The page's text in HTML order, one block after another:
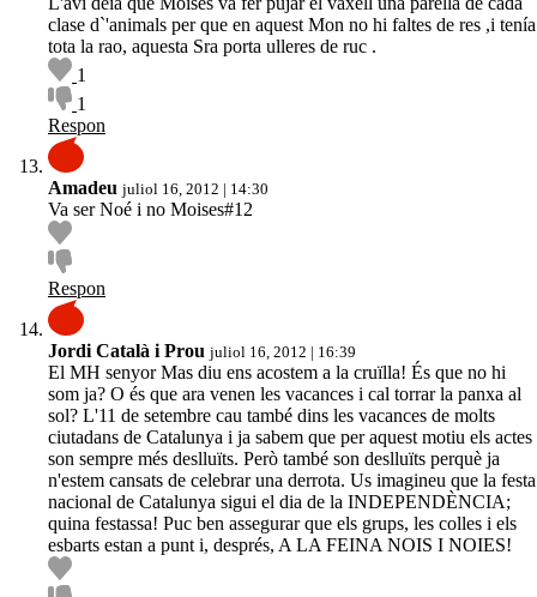
clase d`'animals per que en aquest Mon no hi faltes de res ,i tenía
tota la rao, aquesta Sra porta ulleres de ruc .
1
1
Respon
Amadeu juliol 16, 2012 | 14:30
Va ser Noé i no Moises#12
Respon
Jordi Català i Prou juliol 16, 2012 | 16:39
El MH senyor Mas diu ens acostem a la cruïlla! És que no hi
som ja? O és que ara venen les vacances i cal torrar la panxa al
sol? L'11 de setembre cau també dins les vacances de molts
ciutadans de Catalunya i ja sabem que per aquest motiu els actes
son sempre més deslluïts. Però també son deslluïts perquè ja
n'estem cansats de celebrar una derrota. Us imagineu que la festa
nacional de Catalunya sigui el dia de la INDEPENDÈNCIA;
quina festassa! Puc ben assegurar que els grups, les colles i els
esbarts estan a punt i, després, A LA FEINA NOIS I NOIES!